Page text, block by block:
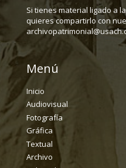
Si tienes material ligado a
quieres compartirlo con
Menú
Inicio
Audiovisual
Fotografía
Gráfica
Textual
Archivo